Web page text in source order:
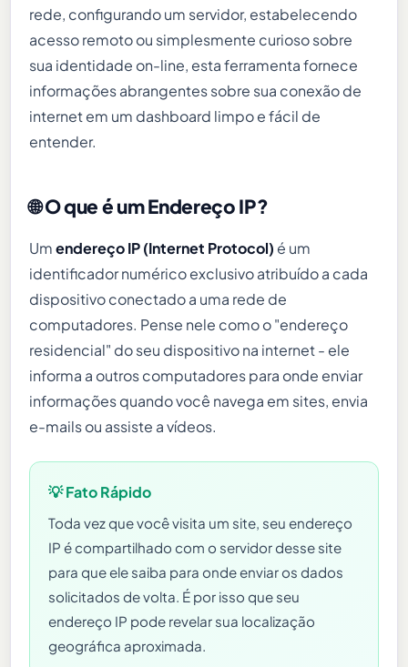
rede, configurando um servidor, estabelecendo
acesso remoto ou simplesmente curioso sobre
sua identidade on-line, esta ferramenta fornece
informações abrangentes sobre sua conexão de
internet em um dashboard limpo e fácil de
entender.
🌐 O que é um Endereço IP?
Umendereço IP (Internet Protocol) é um
identificador numérico exclusivo atribuído a cada
dispositivo conectado a uma rede de
computadores. Pense nele como o "endereço
residencial" do seu dispositivo na internet - ele
informa a outros computadores para onde enviar
informações quando você navega em sites, envia
e-mails ou assiste a vídeos.
💡 Fato Rápido
Toda vez que você visita um site, seu endereço
IP é compartilhado com o servidor desse site
para que ele saiba para onde enviar os dados
solicitados de volta. É por isso que seu
endereço IP pode revelar sua localização
geográfica aproximada.